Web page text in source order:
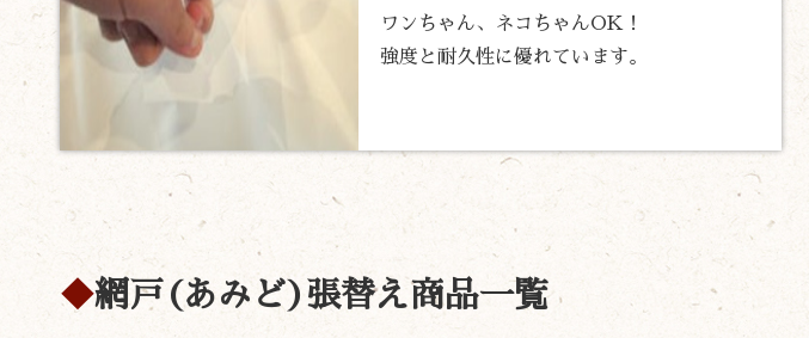
ワンちゃん、ネコちゃんOK！
強度と耐久性に優れています。
網戸(あみど)張替え商品一覧